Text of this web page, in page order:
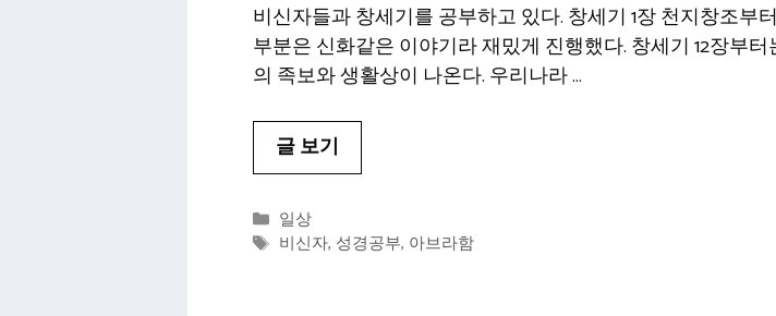
비신자들과 창세기를 공부하고 있다. 창세기 1장 천지창조
부분은 신화같은 이야기라 재밌게 진행했다. 창세기 12장부
의 족보와 생활상이 나온다. 우리나라 …
글 보기
카
테
일상
태
비신자, 성경공부, 아브라함